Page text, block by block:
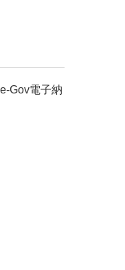
Gov電子納